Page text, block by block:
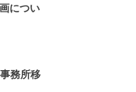
につい
務所移